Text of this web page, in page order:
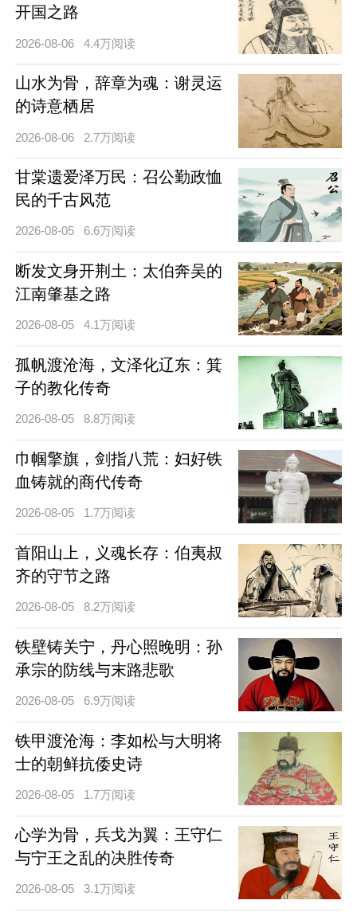
开国之路
2026-08-06 4.4万阅读
山水为骨，辞章为魂：谢灵运
的诗意栖居
2026-08-06 2.7万阅读
甘棠遗爱泽万民：召公勤政恤
民的千古风范
2026-08-05 6.6万阅读
断发文身开荆土：太伯奔吴的
江南肇基之路
2026-08-05 4.1万阅读
孤帆渡沧海，文泽化辽东：箕
子的教化传奇
2026-08-05 8.8万阅读
巾帼擎旗，剑指八荒：妇好铁
血铸就的商代传奇
2026-08-05 1.7万阅读
首阳山上，义魂长存：伯夷叔
齐的守节之路
2026-08-05 8.2万阅读
铁壁铸关宁，丹心照晚明：孙
承宗的防线与末路悲歌
2026-08-05 6.9万阅读
铁甲渡沧海：李如松与大明将
士的朝鲜抗倭史诗
2026-08-05 1.7万阅读
心学为骨，兵戈为翼：王守仁
与宁王之乱的决胜传奇
2026-08-05 3.1万阅读